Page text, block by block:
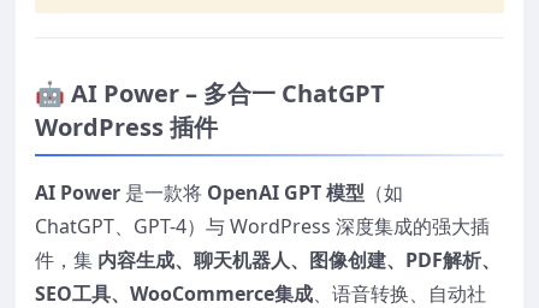
🤖 AI Power – 多合一 ChatGPT
WordPress 插件
AI Power 是一款将 OpenAI GPT 模型 （如
ChatGPT、GPT-4）与 WordPress 深度集成的强大插
件，集 内容生成、聊天机器人、图像创建、PDF解析、
SEO工具、WooCommerce集成、语音转换、自动社